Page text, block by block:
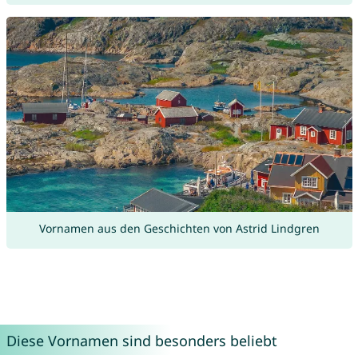
Vornamen aus den Geschichten von Astrid Lindgren
Diese Vornamen sind besonders beliebt